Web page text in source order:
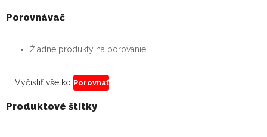
Porovnávač
Žiadne produkty na porovanie
Vyčistiť všetko Porovnať
Produktové štítky